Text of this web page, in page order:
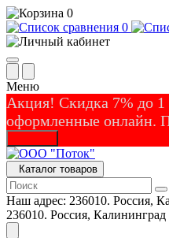
0
0
Меню
Акция! Скидка 7% до 1
оформленные онлайн.
Каталог товаров
Наш адрес: 236010. Россия,
236010. Россия,